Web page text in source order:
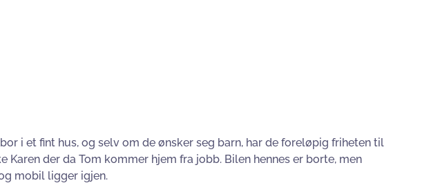
i et fint hus, og selv om de ønsker seg barn, har de foreløpig friheten til
Karen der da Tom kommer hjem fra jobb. Bilen hennes er borte, men
mobil ligger igjen.